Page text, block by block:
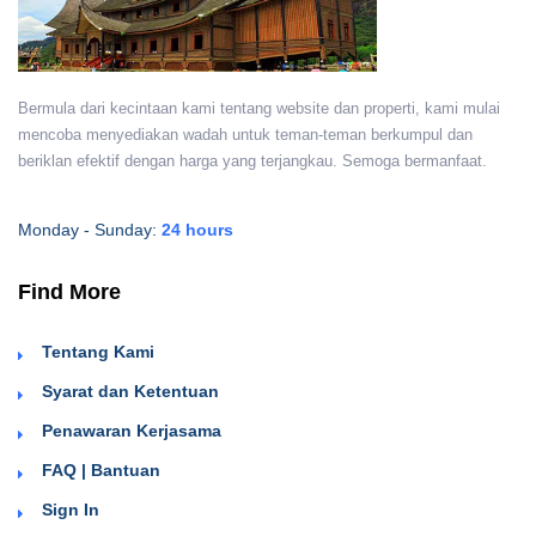
Bermula dari kecintaan kami tentang website dan properti, kami mulai
mencoba menyediakan wadah untuk teman-teman berkumpul dan
beriklan efektif dengan harga yang terjangkau. Semoga bermanfaat.
Monday - Sunday: 24 hours
Find More
Tentang Kami
Syarat dan Ketentuan
Penawaran Kerjasama
FAQ | Bantuan
Sign In